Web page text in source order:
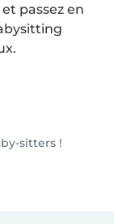
passez en
sitters !